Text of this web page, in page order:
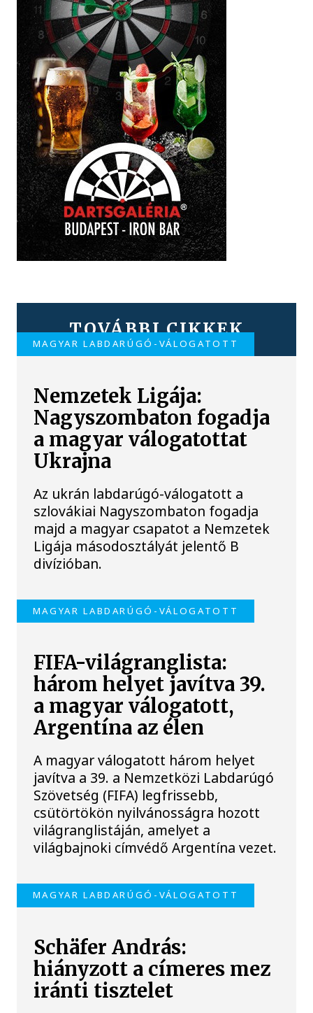
TOVÁBBI CIKKEK
MAGYAR LABDARÚGÓ-VÁLOGATOTT
Nemzetek Ligája:
Nagyszombaton fogadja
a magyar válogatottat
Ukrajna
Az ukrán labdarúgó-válogatott a
szlovákiai Nagyszombaton fogadja
majd a magyar csapatot a Nemzetek
Ligája másodosztályát jelentő B
divízióban.
MAGYAR LABDARÚGÓ-VÁLOGATOTT
FIFA-világranglista:
három helyet javítva 39.
a magyar válogatott,
Argentína az élen
A magyar válogatott három helyet
javítva a 39. a Nemzetközi Labdarúgó
Szövetség (FIFA) legfrissebb,
csütörtökön nyilvánosságra hozott
világranglistáján, amelyet a
világbajnoki címvédő Argentína vezet.
MAGYAR LABDARÚGÓ-VÁLOGATOTT
Schäfer András:
hiányzott a címeres mez
iránti tisztelet